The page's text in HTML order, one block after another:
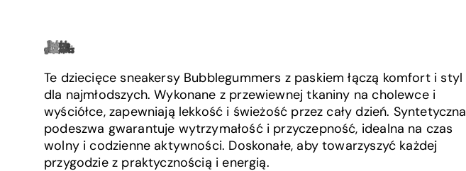
Te dziecięce sneakersy Bubblegummers z paskiem łączą komfort i styl
dla najmłodszych. Wykonane z przewiewnej tkaniny na cholewce i
wyściółce, zapewniają lekkość i świeżość przez cały dzień. Syntetyczna
podeszwa gwarantuje wytrzymałość i przyczepność, idealna na czas
wolny i codzienne aktywności. Doskonałe, aby towarzyszyć każdej
przygodzie z praktycznością i energią.